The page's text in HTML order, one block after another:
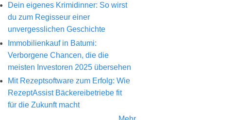
Dein eigenes Krimidinner: So wirst
du zum Regisseur einer
unvergesslichen Geschichte
Immobilienkauf in Batumi:
Verborgene Chancen, die die
meisten Investoren 2025 übersehen
Mit Rezeptsoftware zum Erfolg: Wie
RezeptAssist Bäckereibetriebe fit
für die Zukunft macht